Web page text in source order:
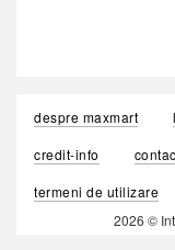
despre maxmart
credit-info
termeni de utilizare
2026 ©